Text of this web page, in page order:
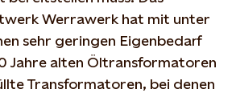
Werrawerk hat mit unter
sehr geringen Eigenbedarf
Jahre alten Öltransformatoren
Transformatoren, bei denen